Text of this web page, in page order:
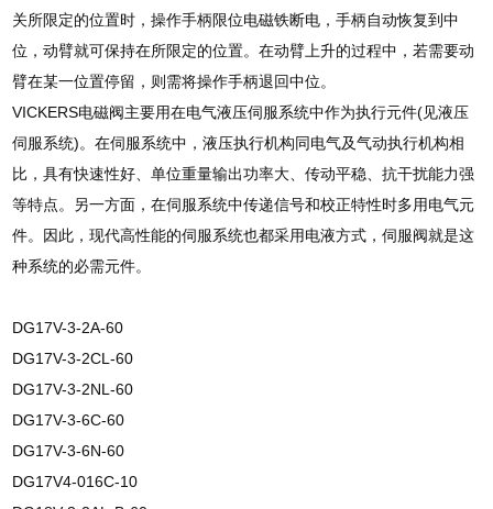
关所限定的位置时，操作手柄限位电磁铁断电，手柄自动恢复到中
位，动臂就可保持在所限定的位置。在动臂上升的过程中，若需要动
臂在某一位置停留，则需将操作手柄退回中位。
VICKERS电磁阀主要用在电气液压伺服系统中作为执行元件(见液压
伺服系统)。在伺服系统中，液压执行机构同电气及气动执行机构相
比，具有快速性好、单位重量输出功率大、传动平稳、抗干扰能力强
等特点。另一方面，在伺服系统中传递信号和校正特性时多用电气元
件。因此，现代高性能的伺服系统也都采用电液方式，伺服阀就是这
种系统的必需元件。
DG17V-3-2A-60
DG17V-3-2CL-60
DG17V-3-2NL-60
DG17V-3-6C-60
DG17V-3-6N-60
DG17V4-016C-10